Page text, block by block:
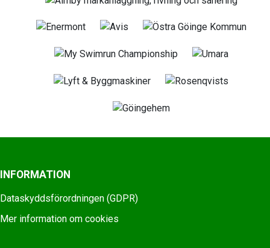
INFORMATION
Dataskyddsförordningen (GDPR)
Mer information om cookies